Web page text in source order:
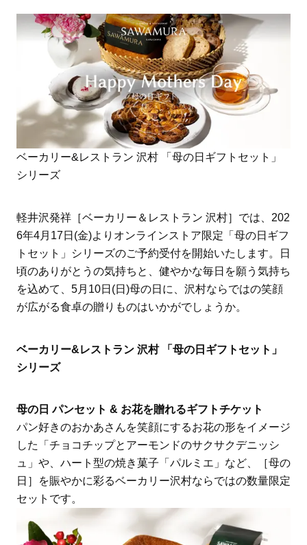
ベーカリー&レストラン 沢村 「母の日ギフトセット」
シリーズ
軽井沢発祥［ベーカリー＆レストラン 沢村］では、202
6年4月17日(金)よりオンラインストア限定「母の日ギフ
トセット」シリーズのご予約受付を開始いたします。日
頃のありがとうの気持ちと、健やかな毎日を願う気持ち
を込めて、5月10日(日)母の日に、沢村ならではの笑顔
が広がる食卓の贈りものはいかがでしょうか。
ベーカリー&レストラン 沢村 「母の日ギフトセット」
シリーズ
母の日 パンセット & お花を贈れるギフトチケット
パン好きのおかあさんを笑顔にするお花の形をイメージ
した「チョコチップとアーモンドのサクサクデニッシ
ュ」や、ハート型の焼き菓子「パルミエ」など、［母の
日］を賑やかに彩るベーカリー沢村ならではの数量限定
セットです。